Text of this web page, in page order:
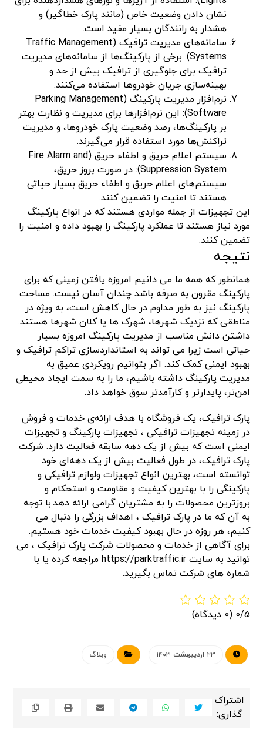
نشان دادن وضعیت خاص (مانند پارک خطاگیر) و
هشدار به رانندگان بسیار مفید است.
سامانه‌های مدیریت ترافیک (Traffic Management
Systems): برخی از پارکینگ‌ها از سامانه‌های مدیریت
ترافیک برای جلوگیری از ترافیک بیش از حد و
بهینه‌سازی جریان خودروها استفاده می‌کنند.
نرم‌افزار مدیریت پارکینگ (Parking Management
Software): این نرم‌افزارها برای مدیریت و نظارت بهتر
بر پارکینگ‌ها، رصد وضعیت پارک خودروها، و مدیریت
تراکنش‌ها مورد استفاده قرار می‌گیرند.
سیستم اعلام حریق و اطفاء حریق (Fire Alarm and
Suppression System): در صورت بروز حریق،
سیستم‌های اعلام حریق و اطفاء حریق بسیار حیاتی
هستند تا امنیت را تضمین کنند.
این تجهیزات از جمله مواردی هستند که در انواع پارکینگ‌
مورد نیاز هستند تا عملکرد پارکینگ را بهبود داده و امنیت را
تضمین کنند.
نتیجه
همانطور که همه ما می دانیم امروزه یافتن زمینی که برای
پارکینگ مقرون به صرفه باشد چندان آسان نیست. مساحت
پارکینگ نیز به طور مداوم در حال کاهش است، به ویژه در
مناطقی که نزدیک شهرها، شهرک ها یا کلان شهرها هستند.
داشتن دانش مناسب از مدیریت پارکینگ امروزه بسیار
حیاتی است زیرا می تواند به استانداردسازی تراکم ترافیک و
بهبود ایمنی کمک کند. اگر بتوانیم رویکردی عمیق به
مدیریت پارکینگ داشته باشیم، ما را به سمت ایجاد محیطی
امن‌تر، پایدارتر و کارآمدتر سوق خواهد داد.
پارک ترافیک، یک فروشگاه با هدف ارائه‌ی خدمات و فروش
در زمینه تجهیزات ترافیکی ، تجهیزات پارکینگ و تجهیزات
ایمنی است که بیش از یک دهه سابقه فعالیت دارد. شرکت
پارک ترافیک، در طول فعالیت بیش از یک دهه‌‌ای خود
توانسته است، بهترین انواع تجهیزات ولوازم ترافیکی و
پارکینگی را با بهترین کیفیت و مقاومت و استحکام و
بروزترین محصولات را به مشتریان گرامی ارائه دهد.با توجه
به آن که ما در پارک ترافیک ، اهداف بزرگی را دنبال می
کنیم، هر روزه در حال بهبود کیفیت خدمات خود هستیم.
برای آگاهی از خدمات و محصولات شرکت پارک ترافیک ، می
توانید به سایت https://parktraffic.ir مراجعه کرده یا با
شماره های شرکت تماس بگیرید.
0/5 (0 دیدگاه)
۲۳ اردیبهشت ۱۴۰۳ وبلاگ